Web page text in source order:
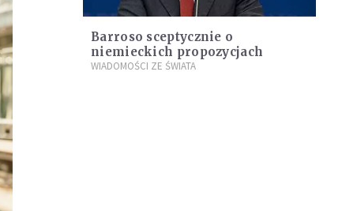
Barroso sceptycznie o
niemieckich propozycjach
WIADOMOŚCI ZE ŚWIATA